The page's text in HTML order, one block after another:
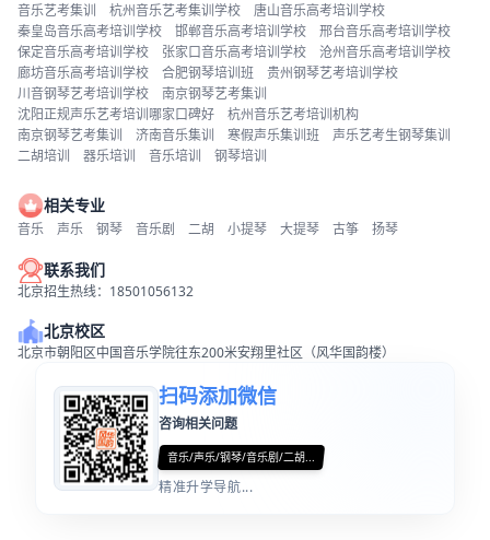
音乐艺考集训 杭州音乐艺考集训学校
唐山音乐高考培训学校
秦皇岛音乐高考培训学校
邯郸音乐高考培训学校
邢台音乐高考培训学校
保定音乐高考培训学校
张家口音乐高考培训学校
沧州音乐高考培训学校
廊坊音乐高考培训学校
合肥钢琴培训班
贵州钢琴艺考培训学校
川音钢琴艺考培训学校
南京钢琴艺考集训
沈阳正规声乐艺考培训哪家口碑好
杭州音乐艺考培训机构
南京钢琴艺考集训
济南音乐集训 寒假声乐集训班
声乐艺考生钢琴集训
二胡培训
器乐培训 音乐培训 钢琴培训
相关专业
音乐 声乐 钢琴 音乐剧 二胡 小提琴 大提琴 古筝 扬琴
联系我们
北京招生热线：18501056132
北京校区
北京市朝阳区中国音乐学院往东200米安翔里社区（风华国韵楼）
扫码添加微信
咨询相关问题
音乐/声乐/钢琴/音乐剧/二胡...
精准升学导航...